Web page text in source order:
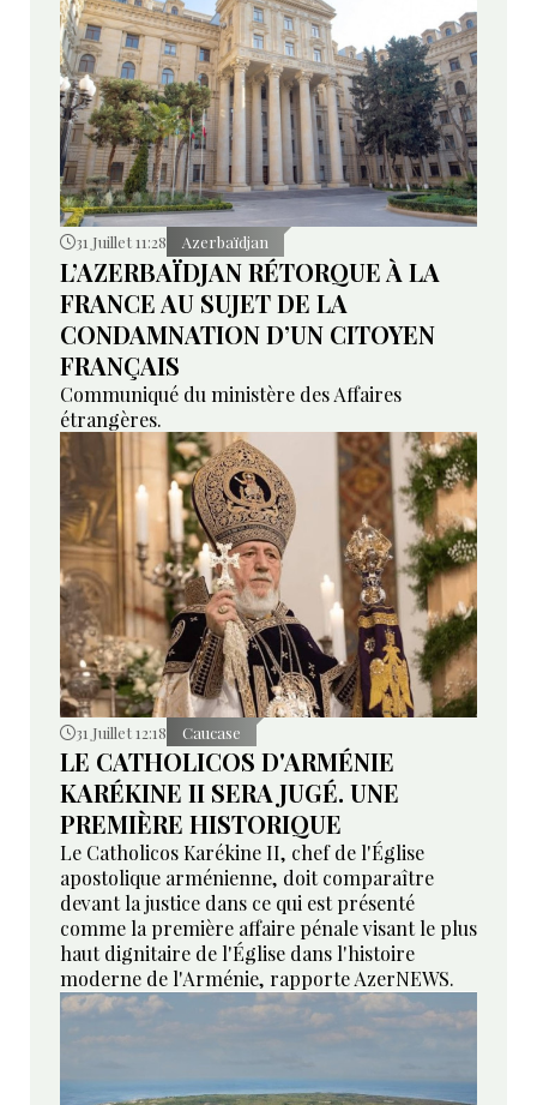
31 Juillet 11:28 Azerbaïdjan
L’AZERBAÏDJAN RÉTORQUE À LA
FRANCE AU SUJET DE LA
CONDAMNATION D’UN CITOYEN
FRANÇAIS
Communiqué du ministère des Affaires
étrangères.
31 Juillet 12:18 Caucase
LE CATHOLICOS D'ARMÉNIE
KARÉKINE II SERA JUGÉ. UNE
PREMIÈRE HISTORIQUE
Le Catholicos Karékine II, chef de l'Église
apostolique arménienne, doit comparaître
devant la justice dans ce qui est présenté
comme la première affaire pénale visant le plus
haut dignitaire de l'Église dans l'histoire
moderne de l'Arménie, rapporte AzerNEWS.